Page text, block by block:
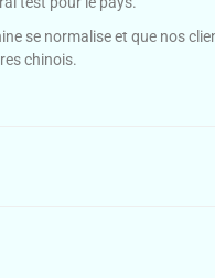
se normalise et que nos
chinois.